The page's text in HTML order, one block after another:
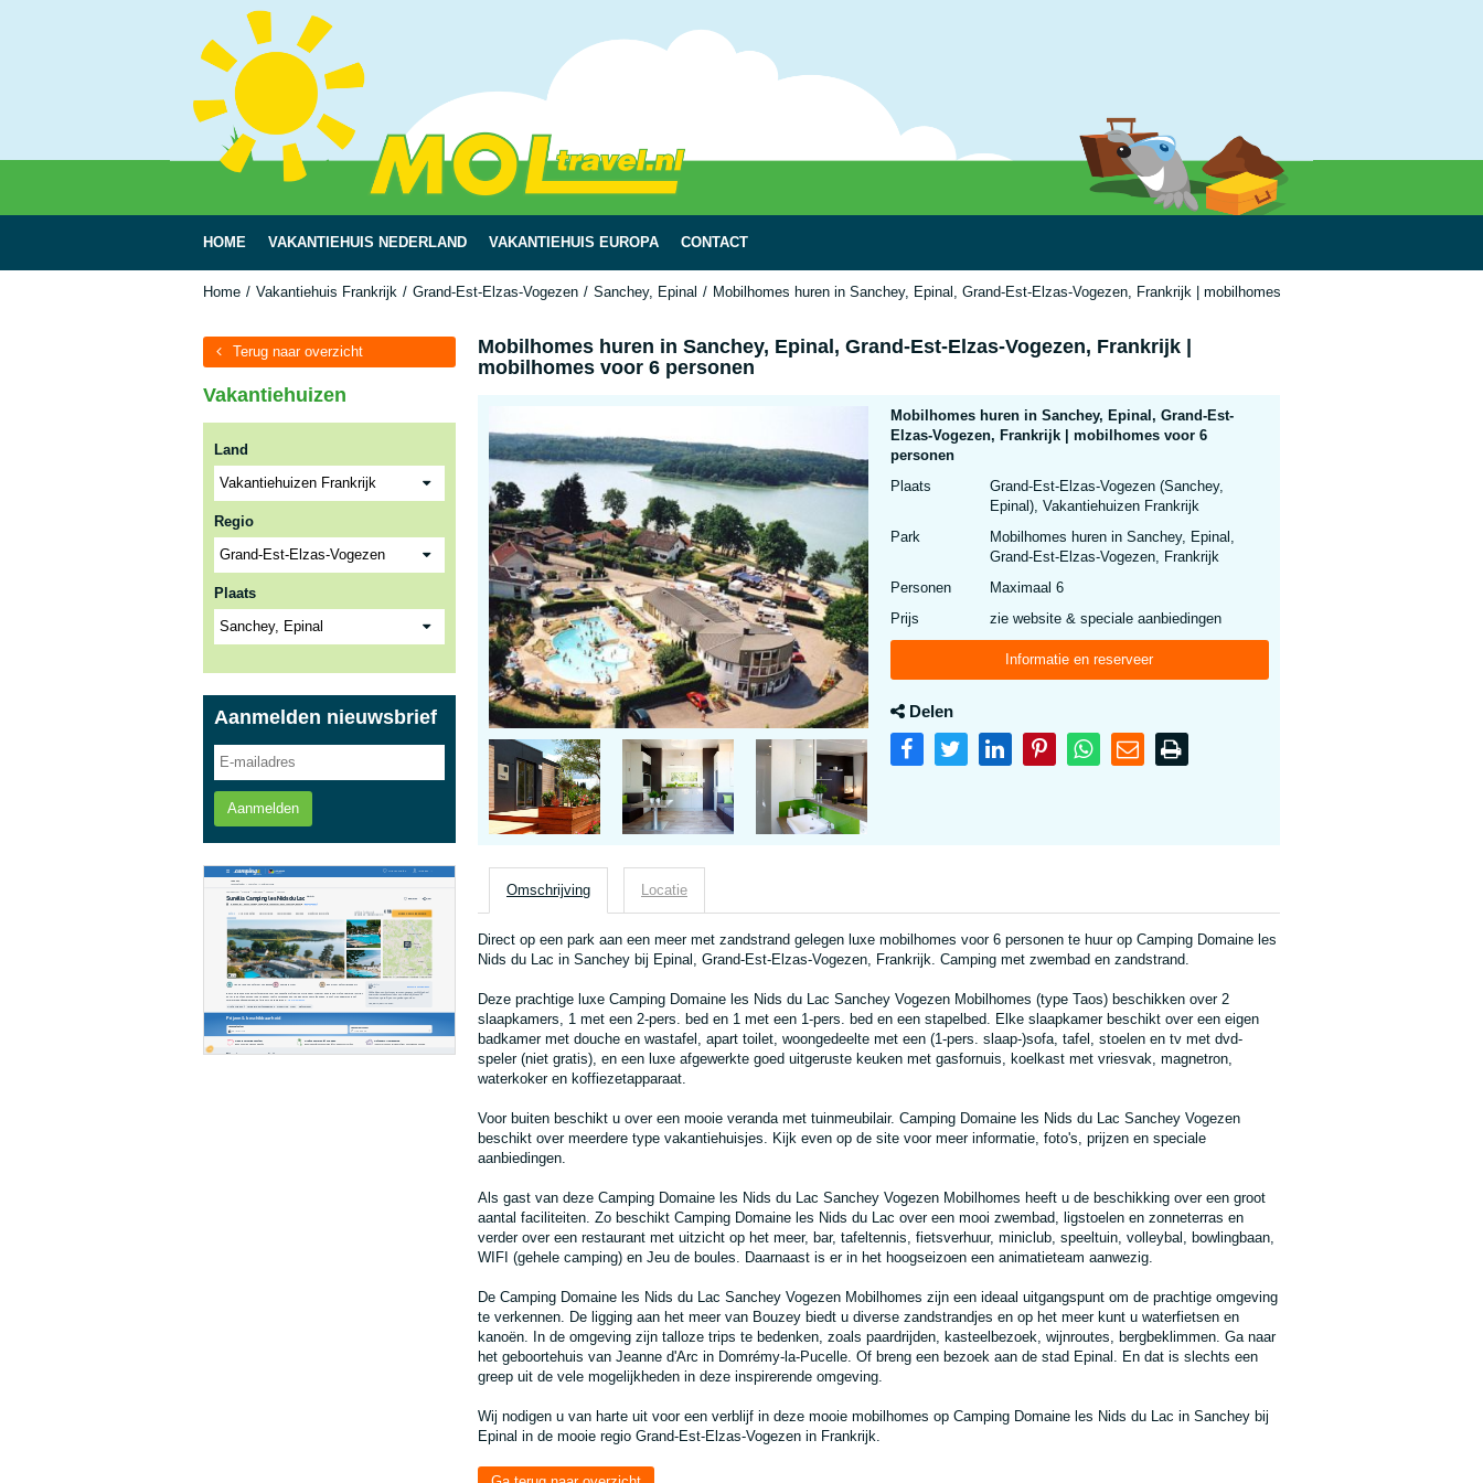
HOME VAKANTIEHUIS NEDERLAND VAKANTIEHUIS EUROPA CONTACT
Home Vakantiehuis Frankrijk Grand-Est-Elzas-Vogezen Sanchey, Epinal Mobilhomes huren in Sanchey, Epinal, Grand-Est-Elzas-Vogezen, Frankrijk | mobilhomes voor 6 personen
Mobilhomes huren in Sanchey, Epinal, Grand-Est-Elzas-Vogezen, Frankrijk |
mobilhomes voor 6 personen
Mobilhomes huren in Sanchey, Epinal, Grand-Est-
Elzas-Vogezen, Frankrijk | mobilhomes voor 6
personen
Plaats
Grand-Est-Elzas-Vogezen (Sanchey,
Epinal), Vakantiehuizen Frankrijk
Park
Mobilhomes huren in Sanchey, Epinal,
Grand-Est-Elzas-Vogezen, Frankrijk
Personen
Maximaal 6
Prijs
zie website & speciale aanbiedingen
Informatie en reserveer
Delen
Omschrijving Locatie
Direct op een park aan een meer met zandstrand gelegen luxe mobilhomes voor 6 personen te huur op Camping Domaine les
Nids du Lac in Sanchey bij Epinal, Grand-Est-Elzas-Vogezen, Frankrijk. Camping met zwembad en zandstrand.
Deze prachtige luxe Camping Domaine les Nids du Lac Sanchey Vogezen Mobilhomes (type Taos) beschikken over 2
slaapkamers, 1 met een 2-pers. bed en 1 met een 1-pers. bed en een stapelbed. Elke slaapkamer beschikt over een eigen
badkamer met douche en wastafel, apart toilet, woongedeelte met een (1-pers. slaap-)sofa, tafel, stoelen en tv met dvd-
speler (niet gratis), en een luxe afgewerkte goed uitgeruste keuken met gasfornuis, koelkast met vriesvak, magnetron,
waterkoker en koffiezetapparaat.
Voor buiten beschikt u over een mooie veranda met tuinmeubilair. Camping Domaine les Nids du Lac Sanchey Vogezen
beschikt over meerdere type vakantiehuisjes. Kijk even op de site voor meer informatie, foto's, prijzen en speciale
aanbiedingen.
Als gast van deze Camping Domaine les Nids du Lac Sanchey Vogezen Mobilhomes heeft u de beschikking over een groot
aantal faciliteiten. Zo beschikt Camping Domaine les Nids du Lac over een mooi zwembad, ligstoelen en zonneterras en
verder over een restaurant met uitzicht op het meer, bar, tafeltennis, fietsverhuur, miniclub, speeltuin, volleybal, bowlingbaan,
WIFI (gehele camping) en Jeu de boules. Daarnaast is er in het hoogseizoen een animatieteam aanwezig.
De Camping Domaine les Nids du Lac Sanchey Vogezen Mobilhomes zijn een ideaal uitgangspunt om de prachtige omgeving
te verkennen. De ligging aan het meer van Bouzey biedt u diverse zandstrandjes en op het meer kunt u waterfietsen en
kanoën. In de omgeving zijn talloze trips te bedenken, zoals paardrijden, kasteelbezoek, wijnroutes, bergbeklimmen. Ga naar
het geboortehuis van Jeanne d'Arc in Domrémy-la-Pucelle. Of breng een bezoek aan de stad Epinal. En dat is slechts een
greep uit de vele mogelijkheden in deze inspirerende omgeving.
Wij nodigen u van harte uit voor een verblijf in deze mooie mobilhomes op Camping Domaine les Nids du Lac in Sanchey bij
Epinal in de mooie regio Grand-Est-Elzas-Vogezen in Frankrijk.
Terug naar overzicht
Vakantiehuizen
Land
Regio
Plaats
Aanmelden nieuwsbrief
Aanmelden